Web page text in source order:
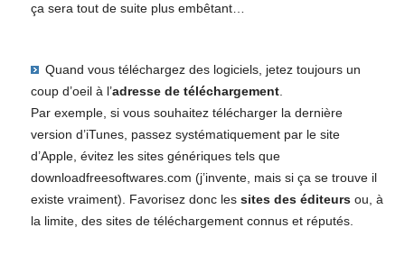
ça sera tout de suite plus embêtant…
Quand vous téléchargez des logiciels, jetez toujours un
coup d’oeil à l’adresse de téléchargement.
Par exemple, si vous souhaitez télécharger la dernière
version d’iTunes, passez systématiquement par le site
d’Apple, évitez les sites génériques tels que
downloadfreesoftwares.com (j’invente, mais si ça se trouve il
existe vraiment). Favorisez donc les sites des éditeursou, à
la limite, des sites de téléchargement connus et réputés.